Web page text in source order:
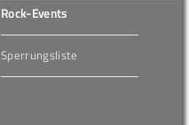
Rock-Events
Sperrungsliste